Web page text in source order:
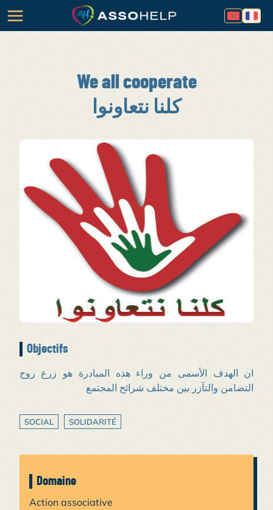
We all cooperate
كلنا نتعاونوا
Objectifs
ان الهدف الأسمى من وراء هذه المبادرة هو زرع روح
التضامن والتآزر بين مختلف شرائح المجتمع
SOCIAL SOLIDARITÉ
Domaine
Action associative